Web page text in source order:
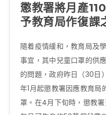
懲教署將月產
予教育局作復課
隨着疫情緩和，教育局及
事宜，其中兒童口罩的供
的問題，政府昨日（30日
年1月起懲教署因應教育局
罩。在4月下旬時，懲教